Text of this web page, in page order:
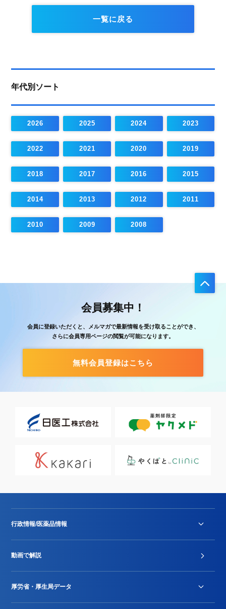
一覧に戻る
年代別ソート
2026 2025 2024 2023
2022 2021 2020 2019
2018 2017 2016 2015
2014 2013 2012 2011
2010 2009 2008
会員募集中！
会員に登録いただくと、メルマガで最新情報を受け取ることができ、
さらに会員専用ページの閲覧が可能になります。
無料会員登録はこちら
行政情報/医薬品情報
Stu-GEレポート
動画で解説
厚労省・厚生局データ